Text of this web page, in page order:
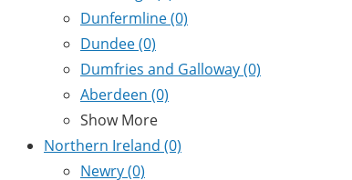
Dunfermline(0)
Dundee(0)
Dumfries and Galloway(0)
Aberdeen (0)
Show More
Northern Ireland (0)
Newry(0)